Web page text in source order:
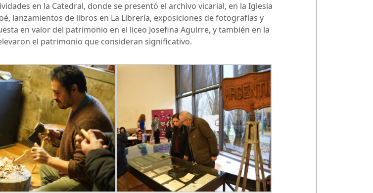
en la Catedral, donde se presentó el archivo vicarial, en la Iglesia
lanzamientos de libros en La Librería, exposiciones de fotografías y
en valor del patrimonio en el liceo Josefina Aguirre, y también en la
el patrimonio que consideran significativo.